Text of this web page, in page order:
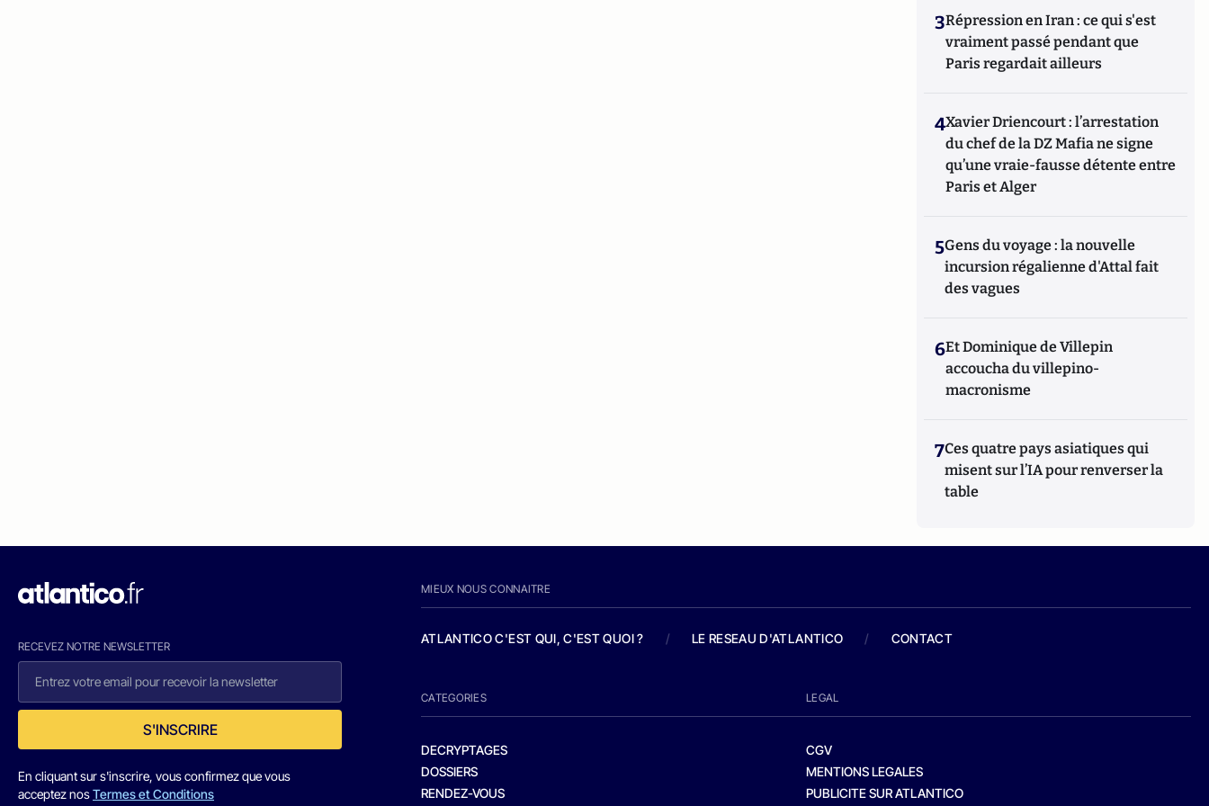
3Répression en Iran : ce qui s'est
vraiment passé pendant que
Paris regardait ailleurs
4Xavier Driencourt : l’arrestation
du chef de la DZ Mafia ne signe
qu’une vraie-fausse détente entre
Paris et Alger
5Gens du voyage : la nouvelle
incursion régalienne d'Attal fait
des vagues
6Et Dominique de Villepin
accoucha du villepino-
macronisme
7Ces quatre pays asiatiques qui
misent sur l’IA pour renverser la
table
RECEVEZ NOTRE NEWSLETTER
S'INSCRIRE
En cliquant sur s'inscrire, vous confirmez que vous
acceptez nosTermes et Conditions
MIEUX NOUS CONNAITRE
ATLANTICO C'EST QUI, C'EST QUOI ? / LE RESEAU D'ATLANTICO / CONTACT
CATEGORIES
DECRYPTAGES
DOSSIERS
RENDEZ-VOUS
LEGAL
CGV
MENTIONS LEGALES
PUBLICITE SUR ATLANTICO